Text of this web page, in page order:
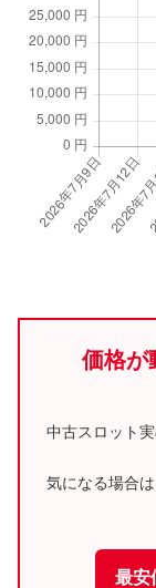
価格が
中古スロット
気になる場合
最安